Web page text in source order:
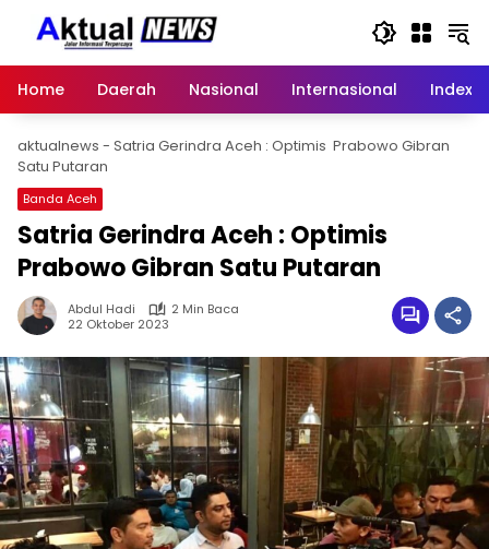
Home
Daerah Nasional Internasional Index
aktualnews - Satria Gerindra Aceh : Optimis Prabowo Gibran
Satu Putaran
Banda Aceh
Satria Gerindra Aceh : Optimis
Prabowo Gibran Satu Putaran
Abdul Hadi
2 Min Baca
22 Oktober 2023